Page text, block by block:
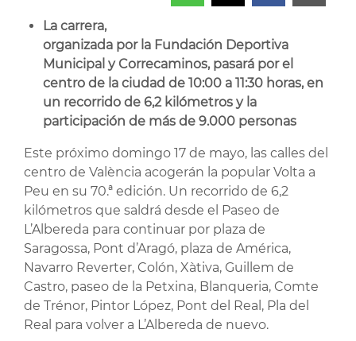
La carrera,
organizada por la Fundación Deportiva
Municipal y Correcaminos, pasará por el
centro de la ciudad de 10:00 a 11:30 horas, en
un recorrido de 6,2 kilómetros y la
participación de más de 9.000 personas
Este próximo domingo 17 de mayo, las calles del
centro de València acogerán la popular Volta a
Peu en su 70.ª edición. Un recorrido de 6,2
kilómetros que saldrá desde el Paseo de
L’Albereda para continuar por plaza de
Saragossa, Pont d’Aragó, plaza de América,
Navarro Reverter, Colón, Xàtiva, Guillem de
Castro, paseo de la Petxina, Blanqueria, Comte
de Trénor, Pintor López, Pont del Real, Pla del
Real para volver a L’Albereda de nuevo.